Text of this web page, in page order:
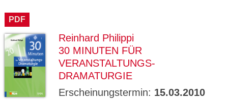
PDF
Reinhard Philippi
30 MINUTEN FÜR
VERANSTALTUNGS-
DRAMATURGIE
Erscheinungstermin: 15.03.2010